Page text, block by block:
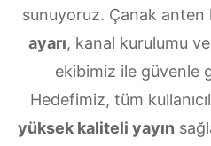
sunuyoruz. Çanak anten
ayarı, kanal kurulumu
ekibimiz ile güvenle
Hedefimiz, tüm
yüksek kaliteli yayın